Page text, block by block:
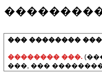
��� ��������
�������� ���.
���, ���